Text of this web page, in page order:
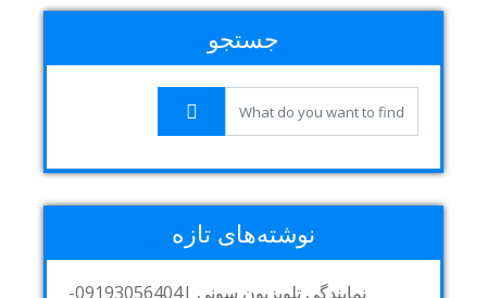
جستجو
نوشته‌های تازه
نمایندگی تلویزیون سونی |09193056404-